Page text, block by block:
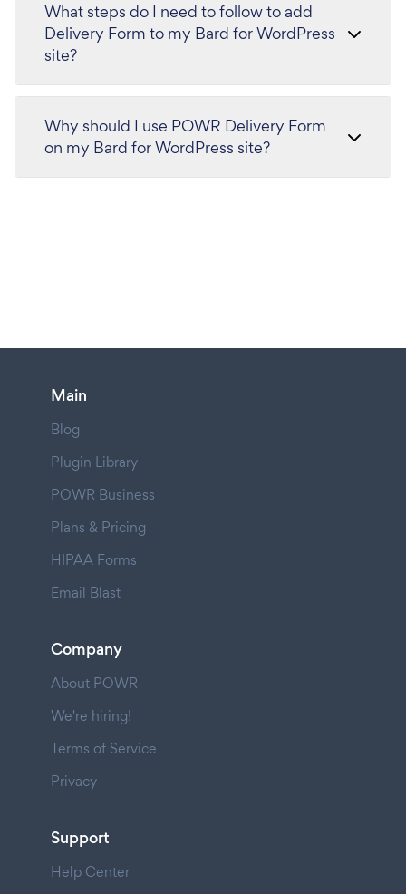
What steps do I need to follow to add
Delivery Form to my Bard for WordPress
site?
Why should I use POWR Delivery Form
on my Bard for WordPress site?
Main
Blog
Plugin Library
POWR Business
Plans & Pricing
HIPAA Forms
Email Blast
Company
About POWR
We're hiring!
Terms of Service
Privacy
Support
Help Center